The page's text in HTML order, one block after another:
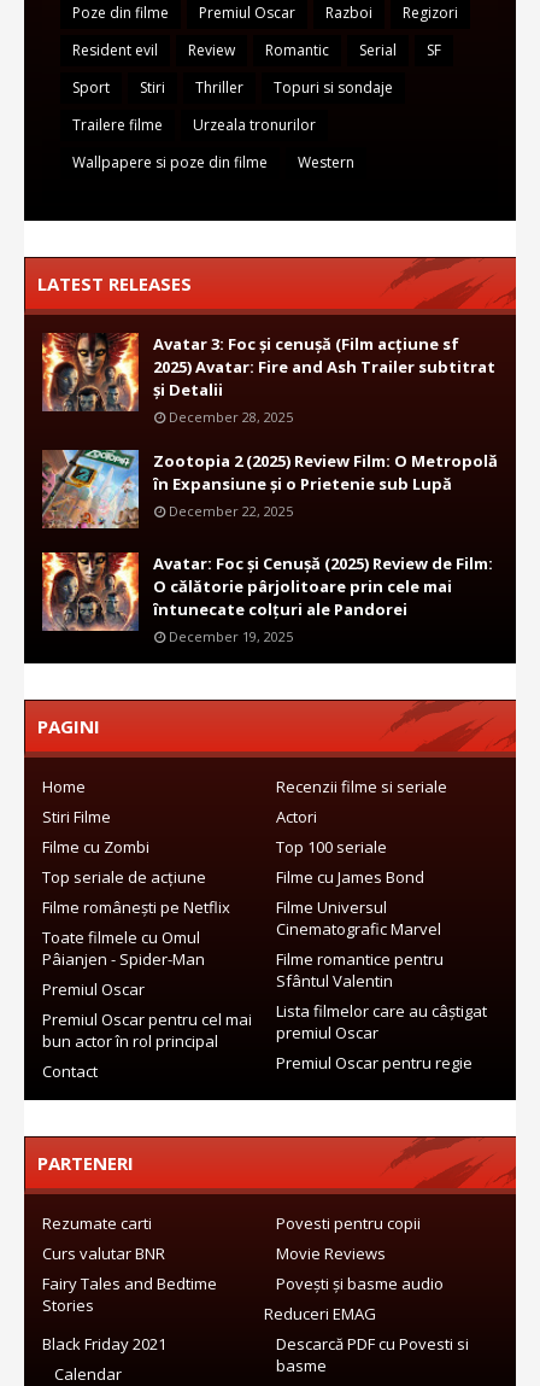
Poze din filme
Premiul Oscar Razboi
Regizori
Resident evil
Review Romantic Serial
SF
Sport
Stiri Thriller
Topuri si sondaje
Trailere filme
Urzeala tronurilor
Wallpapere si poze din filme
Western
LATEST RELEASES
Avatar 3: Foc și cenușă (Film acțiune sf
2025) Avatar: Fire and Ash Trailer subtitrat
și Detalii
December 28, 2025
Zootopia 2 (2025) Review Film: O Metropolă
în Expansiune și o Prietenie sub Lupă
December 22, 2025
Avatar: Foc și Cenușă (2025) Review de Film:
O călătorie pârjolitoare prin cele mai
întunecate colțuri ale Pandorei
December 19, 2025
PAGINI
Home
Recenzii filme si seriale
Stiri Filme
Actori
Filme cu Zombi
Top 100 seriale
Top seriale de acțiune
Filme cu James Bond
Filme românești pe Netflix
Filme Universul
Cinematografic Marvel
Toate filmele cu Omul
Pâianjen - Spider-Man
Filme romantice pentru
Sfântul Valentin
Premiul Oscar
Lista filmelor care au câștigat
premiul Oscar
Premiul Oscar pentru cel mai
bun actor în rol principal
Premiul Oscar pentru regie
Contact
PARTENERI
Rezumate carti
Povesti pentru copii
Curs valutar BNR
Movie Reviews
Fairy Tales and Bedtime
Stories
Povești și basme audio
Reduceri EMAG
Descarcă PDF cu Povesti si
basme
Black Friday 2021
Calendar